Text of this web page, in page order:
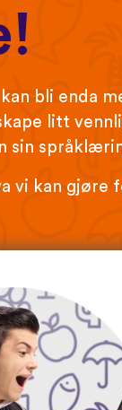
bli enda
litt
sin
vi kan gjøre